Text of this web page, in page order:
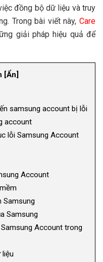
đồng bộ dữ liệu và truy
Trong bài viết này, Care
giải pháp hiệu quả để
[Ẩn]
samsung account bị lỗi
account
lỗi Samsung Account
Account
Samsung
Samsung
Account trong